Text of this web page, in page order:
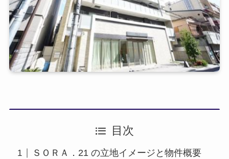
目次
ＳＯＲＡ．21 の立地イメージと物件概要